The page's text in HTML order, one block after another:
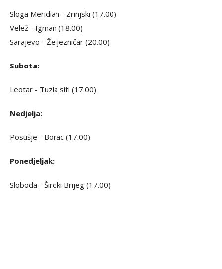
Sloga Meridian - Zrinjski (17.00)
Velež - Igman (18.00)
Sarajevo - Željezničar (20.00)
Subota:
Leotar - Tuzla siti (17.00)
Nedjelja:
Posušje - Borac (17.00)
Ponedjeljak:
Sloboda - Široki Brijeg (17.00)